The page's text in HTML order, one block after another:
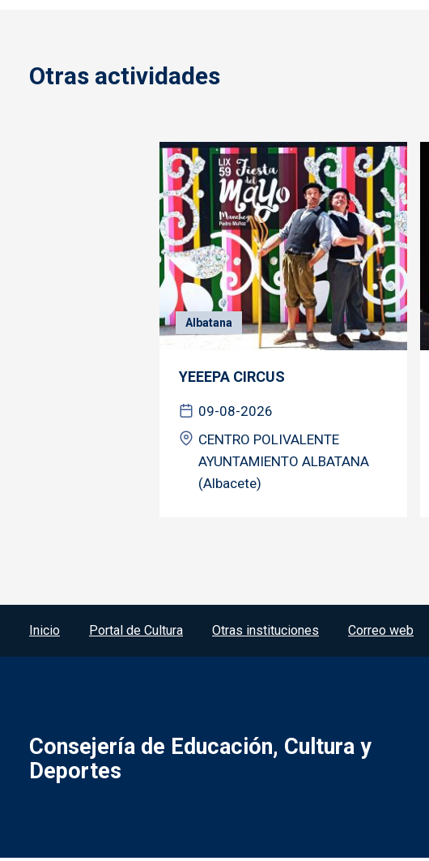
Otras actividades
Albatana
YEEEPA CIRCUS
09-08-2026
CENTRO POLIVALENTE
AYUNTAMIENTO ALBATANA
(Albacete)
Menú del pie
Inicio Portal de Cultura Otras instituciones Correo web
Consejería de Educación, Cultura y
Deportes